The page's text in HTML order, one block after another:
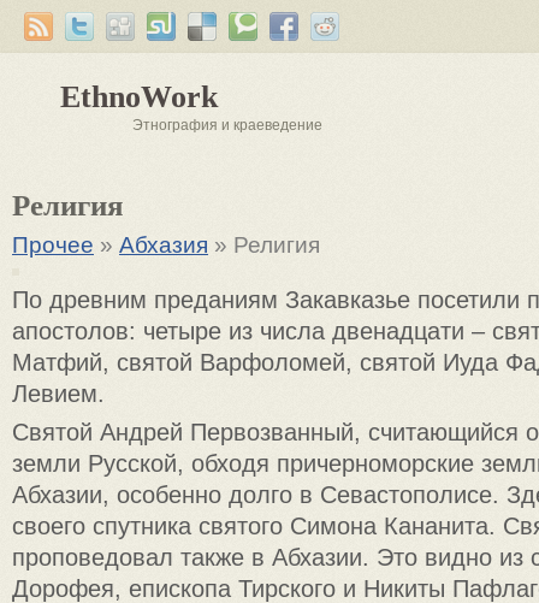
EthnoWork
Этнография и краеведение
Религия
Прочее » Абхазия » Религия
По древним преданиям Закавказье посетили
апостолов: четыре из числа двенадцати –
Матфий, святой Варфоломей, святой Иуда
Левием.
Святой Андрей Первозванный, считающийся
земли Русской, обходя причерноморские
Абхазии, особенно долго в Севастополисе.
своего спутника святого Симона Кананита.
проповедовал также в Абхазии. Это видно из
Дорофея, епископа Тирского и Никиты